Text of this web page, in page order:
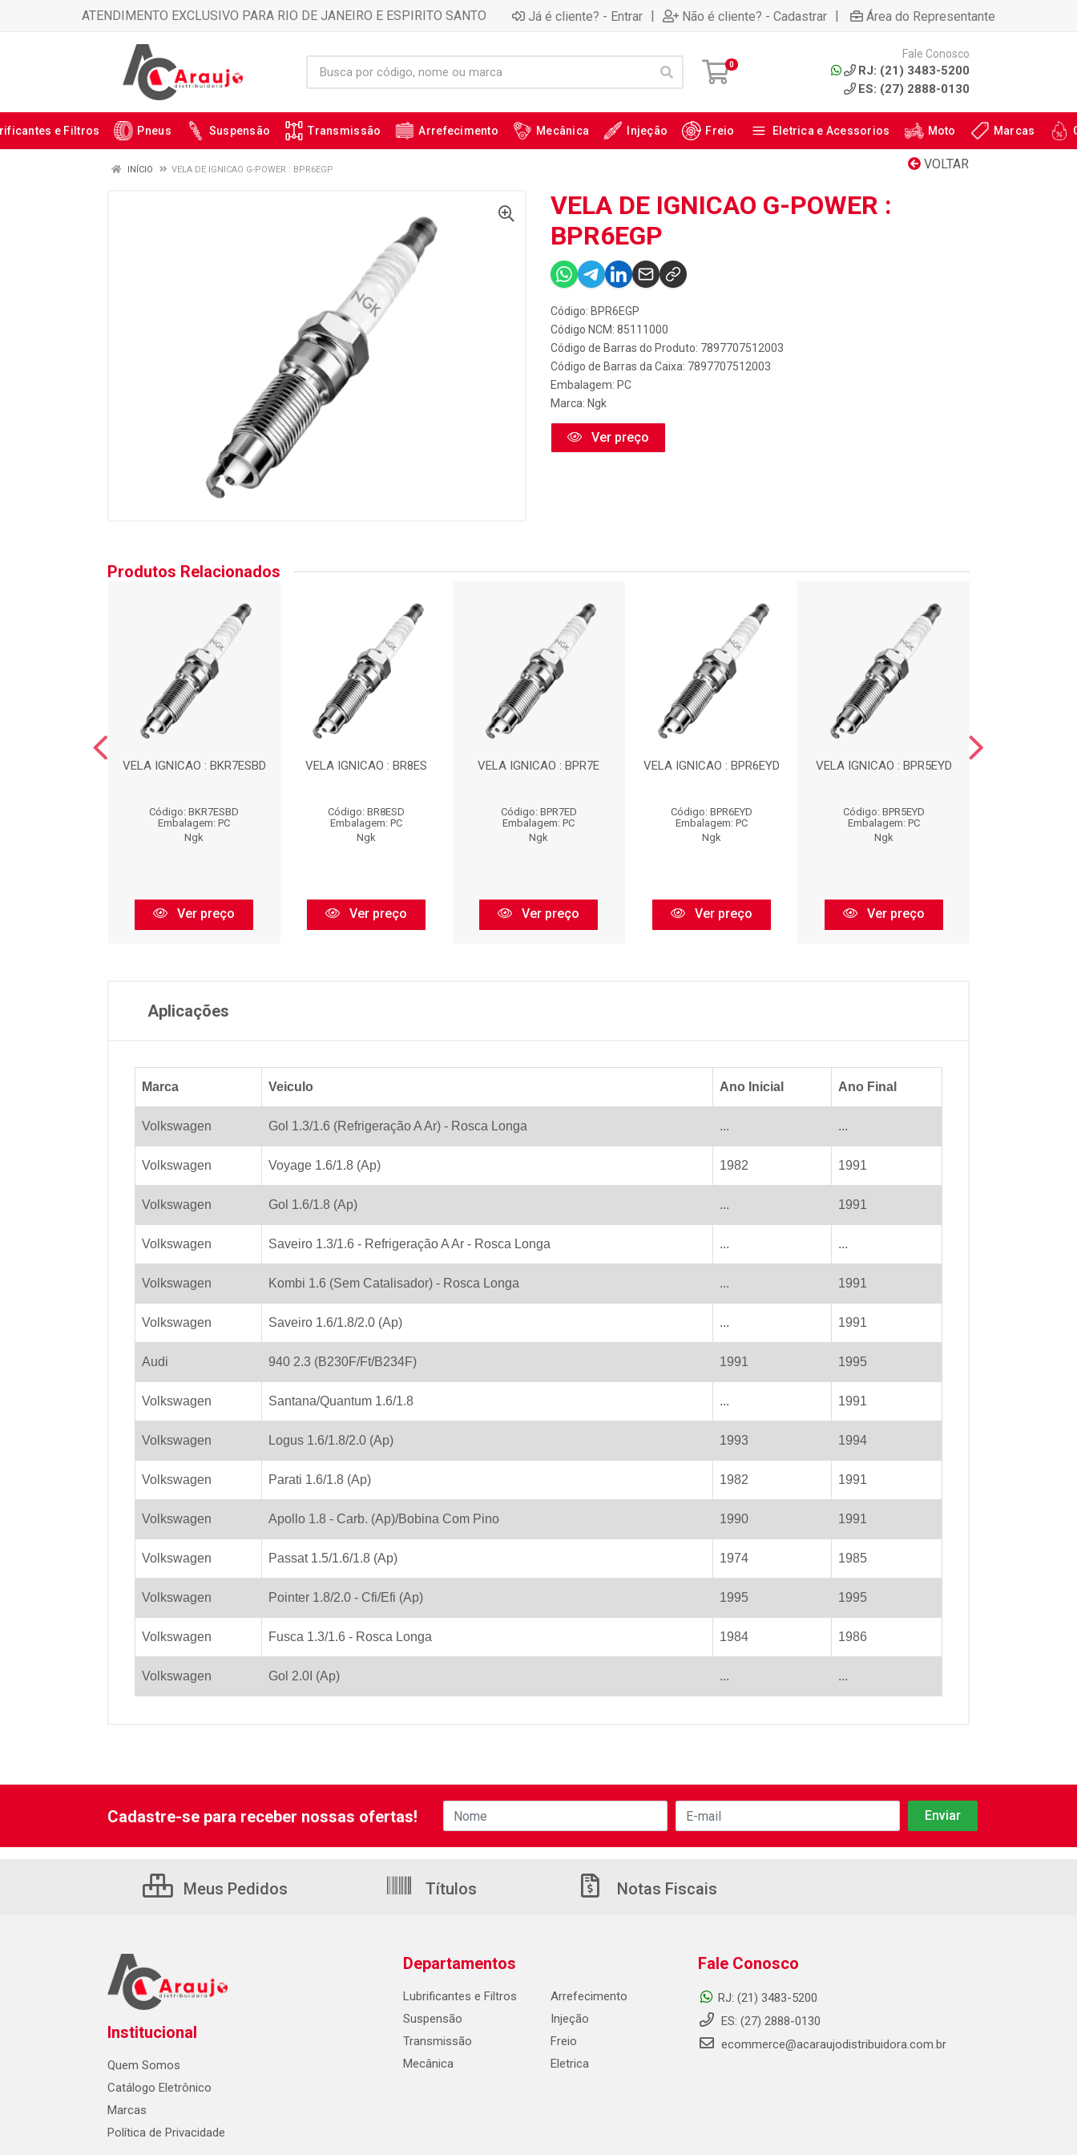
ATENDIMENTO EXCLUSIVO PARA RIO DE JANEIRO E ESPIRITO SANTO Já é cliente? - Entrar | Não é cliente? - Cadastrar | Área do Representante
0
Fale Conosco
RJ: (21) 3483-5200
ES: (27) 2888-0130
e Filtros Pneus Suspensão Transmissão Arrefecimento Mecânica Injeção Freio Eletrica e Acessorios Moto Marcas
VOLTAR
INÍCIO VELA DE IGNICAO G-POWER : BPR6EGP
VELA DE IGNICAO G-POWER :
BPR6EGP
Código: BPR6EGP
Código NCM: 85111000
Código de Barras do Produto: 7897707512003
Código de Barras da Caixa: 7897707512003
Embalagem: PC
Marca: Ngk
Ver preço
Produtos Relacionados
VELA IGNICAO : BKR7ESBD
Código: BKR7ESBD
Embalagem: PC
Ngk
Ver preço
VELA IGNICAO : BR8ES
Código: BR8ESD
Embalagem: PC
Ngk
Ver preço
VELA IGNICAO : BPR7E
Código: BPR7ED
Embalagem: PC
Ngk
Ver preço
VELA IGNICAO : BPR6EYD
Código: BPR6EYD
Embalagem: PC
Ngk
Ver preço
VELA IGNICAO : BPR5EYD
Código: BPR5EYD
Embalagem: PC
Ngk
Ver preço
Aplicações
Marca Veiculo Ano Inicial Ano Final
Volkswagen Gol 1.3/1.6 (Refrigeração A Ar) - Rosca Longa ... ...
Volkswagen Voyage 1.6/1.8 (Ap) 1982 1991
Volkswagen Gol 1.6/1.8 (Ap) ... 1991
Volkswagen Saveiro 1.3/1.6 - Refrigeração A Ar - Rosca Longa ... ...
Volkswagen Kombi 1.6 (Sem Catalisador) - Rosca Longa ... 1991
Volkswagen Saveiro 1.6/1.8/2.0 (Ap) ... 1991
Audi 940 2.3 (B230F/Ft/B234F) 1991 1995
Volkswagen Santana/Quantum 1.6/1.8 ... 1991
Volkswagen Logus 1.6/1.8/2.0 (Ap) 1993 1994
Volkswagen Parati 1.6/1.8 (Ap) 1982 1991
Volkswagen Apollo 1.8 - Carb. (Ap)/Bobina Com Pino 1990 1991
Volkswagen Passat 1.5/1.6/1.8 (Ap) 1974 1985
Volkswagen Pointer 1.8/2.0 - Cfi/Efi (Ap) 1995 1995
Volkswagen Fusca 1.3/1.6 - Rosca Longa 1984 1986
Volkswagen Gol 2.0I (Ap) ... ...
Cadastre-se para receber nossas ofertas!
Meus Pedidos Títulos Notas Fiscais
Institucional
Quem Somos
Catálogo Eletrônico
Marcas
Política de Privacidade
Departamentos
Lubrificantes e Filtros
Suspensão
Transmissão
Mecânica
Arrefecimento
Injeção
Freio
Eletrica
Fale Conosco
RJ: (21) 3483-5200
ES: (27) 2888-0130
ecommerce@acaraujodistribuidora.com.br